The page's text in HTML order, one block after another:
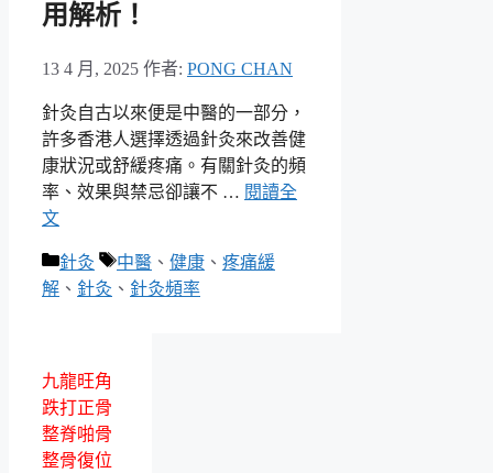
用解析！
13 4 月, 2025 作者: PONG CHAN
針灸自古以來便是中醫的一部分，
許多香港人選擇透過針灸來改善健
康狀況或舒緩疼痛。有關針灸的頻
率、效果與禁忌卻讓不 … 閱讀全
文
分
類
針灸
標
籤
中醫 、 健康 、 疼痛緩
解 、 針灸 、 針灸頻率
九龍旺角
跌打正骨
整脊啪骨
整骨復位